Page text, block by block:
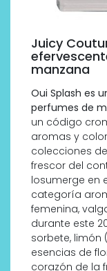
Juicy
manzana
Oui Splash es
perfumes de
un código
aromas y
colecciones
frescor del
losumerge en
categoría
femenina,
durante este
sorbete, limón
esencias de
corazón de la